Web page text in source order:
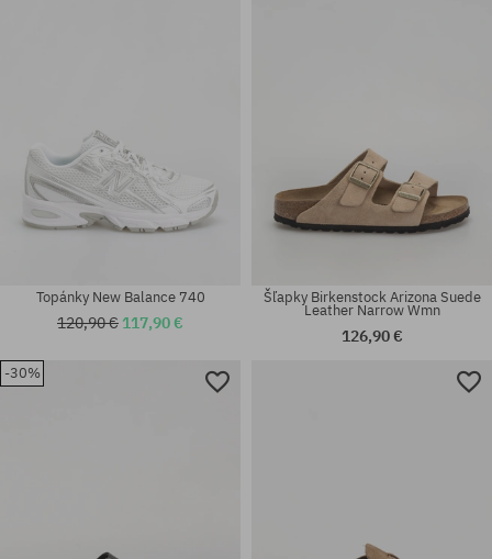
Dostupné veľkosti:
Topánky New Balance 740
120,90 € 117,90 €
Šľapky Birkenstock Arizona Suede
Leather Narrow Wmn
126,90 €
-30%